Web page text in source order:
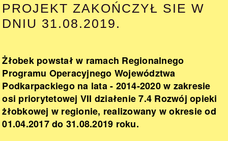
PROJEKT ZAKOŃCZYŁ SIE W
DNIU 31.08.2019.
Żłobek powstał w ramach Regionalnego
Programu Operacyjnego Województwa
Podkarpackiego na lata - 2014-2020 w zakresie
osi priorytetowej VII działenie 7.4 Rozwój opieki
żłobkowej w regionie, realizowany w okresie od
01.04.2017 do 31.08.2019 roku.